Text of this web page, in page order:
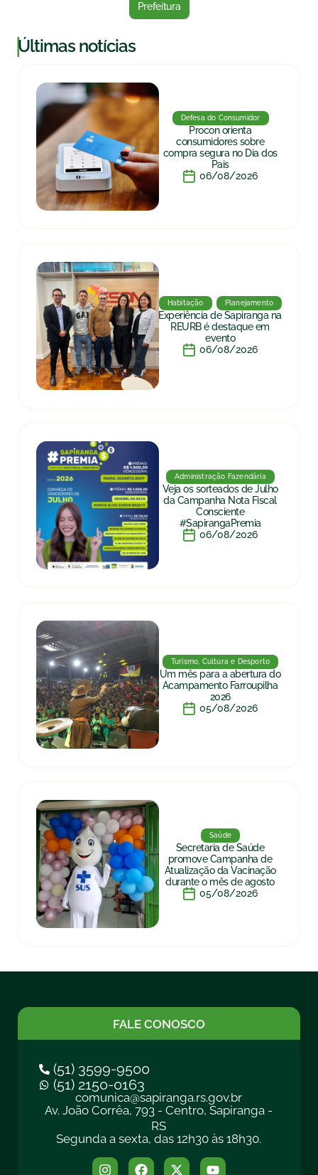
Prefeitura
|Últimas notícias
Defesa do Consumidor
Procon orienta
consumidores sobre
compra segura no Dia dos
Pais
06/08/2026
Habitação Planejamento
Experiência de Sapiranga na
REURB é destaque em
evento
06/08/2026
Administração Fazendária
Veja os sorteados de Julho
da Campanha Nota Fiscal
Consciente
#SapirangaPremia
06/08/2026
Turismo, Cultura e Desporto
Um mês para a abertura do
Acampamento Farroupilha
2026
05/08/2026
Saúde
Secretaria de Saúde
promove Campanha de
Atualização da Vacinação
durante o mês de agosto
05/08/2026
FALE CONOSCO
(51) 3599-9500
(51) 2150-0163
comunica@sapiranga.rs.gov.br
Av. João Corrêa, 793 - Centro, Sapiranga -
RS
Segunda a sexta, das 12h30 às 18h30.